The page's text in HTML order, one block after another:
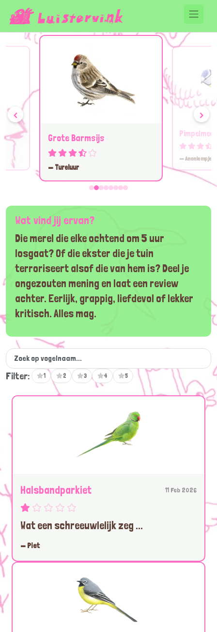
Grote Barmsijs
— Tureluur
— Anoniempje
‹ ›
Wat vind jij ervan?
Die merel die elke ochtend om 5 uur
losgaat? Of die ekster die je tuin
terroriseert alsof die van hem is? Deel je
ongezouten mening en laat een review
achter. Eerlijk, grappig, liefdevol of lekker
kritisch. Alles mag.
Filter: 1 2 3 4 5
Halsbandparkiet 11 Feb 2026
Wat een schreeuwlelijk zeg ...
— Piet